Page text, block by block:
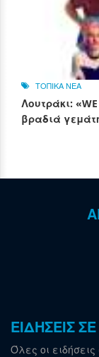
ΤΟΠΙΚΑ ΝΕΑ
Λουτράκι:
βραδιά
ΕΙΔΗΣΕΙΣ
Όλες οι